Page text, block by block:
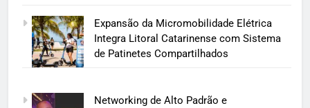
Expansão da Micromobilidade Elétrica
Integra Litoral Catarinense com Sistema
de Patinetes Compartilhados
Networking de Alto Padrão e